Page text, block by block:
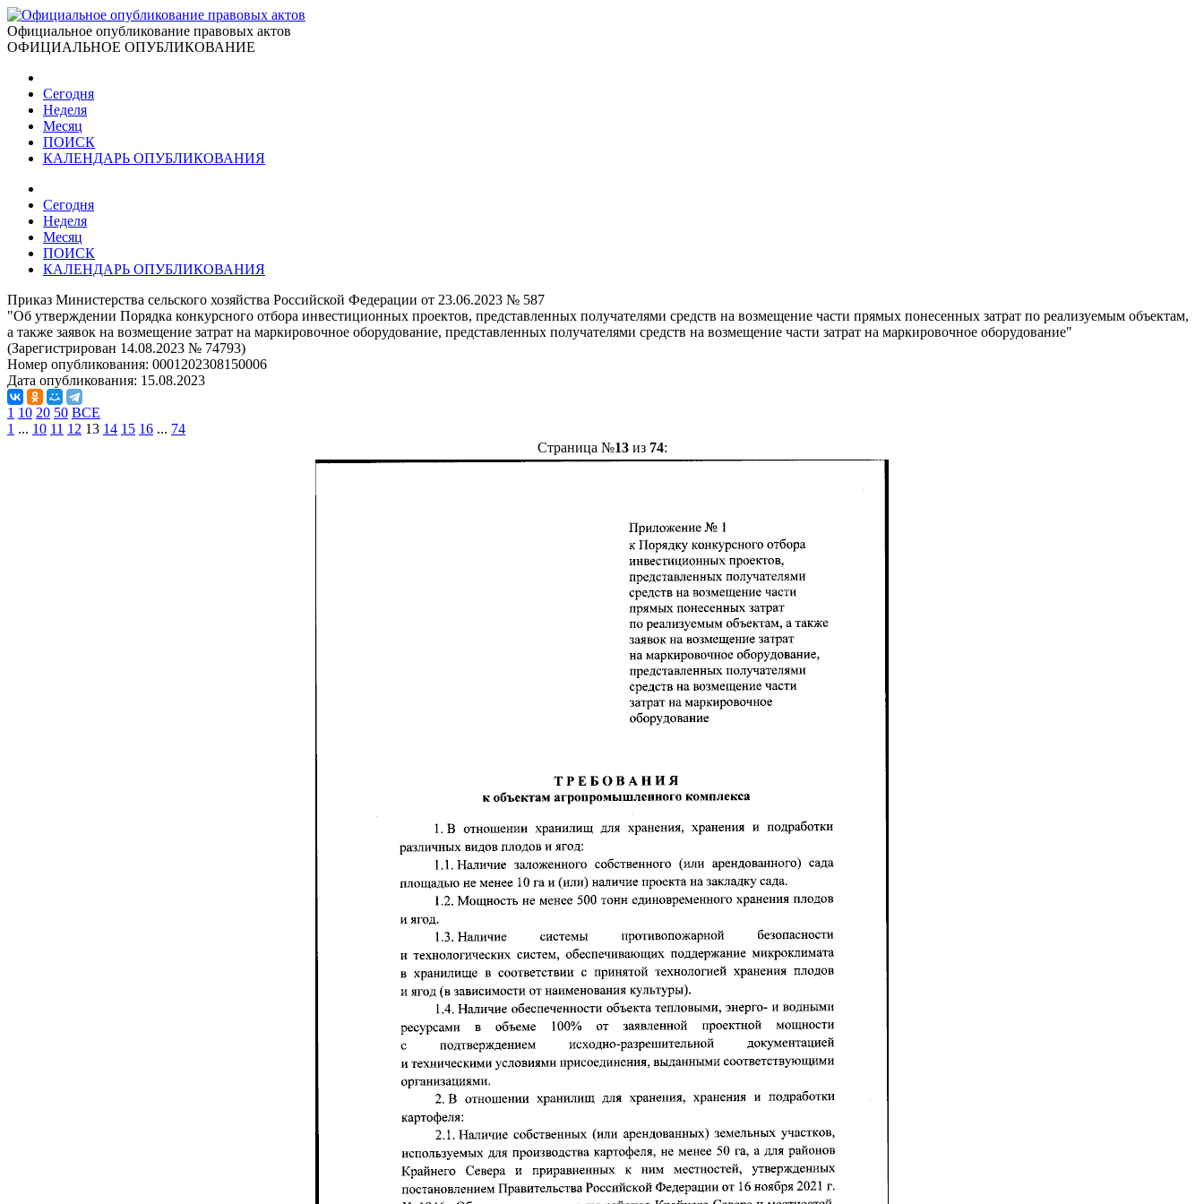
Официальное опубликование правовых актов
ОФИЦИАЛЬНОЕ ОПУБЛИКОВАНИЕ
Сегодня
Неделя
Месяц
ПОИСК
КАЛЕНДАРЬ ОПУБЛИКОВАНИЯ
Сегодня
Неделя
Месяц
ПОИСК
КАЛЕНДАРЬ ОПУБЛИКОВАНИЯ
Приказ Министерства сельского хозяйства Российской Федерации от 23.06.2023 № 587
"Об утверждении Порядка конкурсного отбора инвестиционных проектов, представленных получателями средств на возмещение части прямых понесенных затрат по реализуемым объектам,
а также заявок на возмещение затрат на маркировочное оборудование, представленных получателями средств на возмещение части затрат на маркировочное оборудование"
(Зарегистрирован 14.08.2023 № 74793)
Номер опубликования: 0001202308150006
Дата опубликования: 15.08.2023
1 10 20 50 ВСЕ
1 ... 10 11 12 13 14 15 16 ... 74
Страница №13из 74: